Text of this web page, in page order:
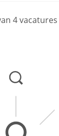
4 vacatures